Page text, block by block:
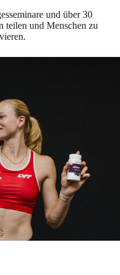
und über 30
teilen und Menschen zu